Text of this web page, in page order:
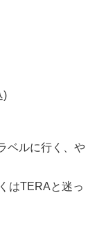
)
ベルに行く、や
はTERAと迷っ